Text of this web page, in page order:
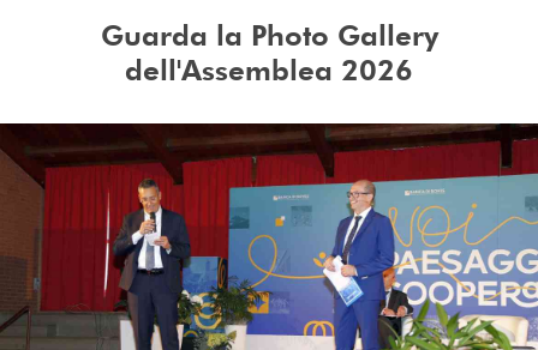
Guarda la Photo Gallery
dell'Assemblea 2026